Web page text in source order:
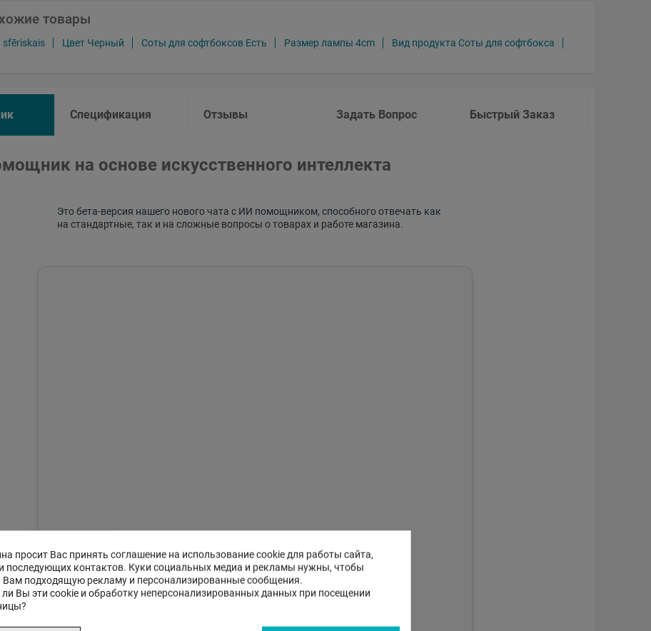
просит Вас принять соглашение на использование cookie для работы сайта,
последующих контактов. Куки социальных медиа и рекламы нужны, чтобы
Вам подходящую рекламу и персонализированные сообщения.
Вы эти cookie и обработку неперсонализированных данных при посещении
товары
Цвет Черный Соты для софтбоксов Есть Размер лампы 4cm Вид продукта Соты для софтбокса
Спецификация Отзывы Задать Вопрос Быстрый Заказ
на основе искусственного интеллекта
Это бета-версия нашего нового чата с ИИ помощником, способного отвечать как
на стандартные, так и на сложные вопросы о товарах и работе магазина.